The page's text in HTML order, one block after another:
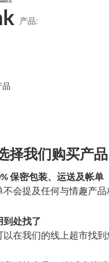
产品:
品
择我们购买产品
保密包装、运送及帐单
不会提及任何与情趣产
到处找了
以在我们的线上超市找到